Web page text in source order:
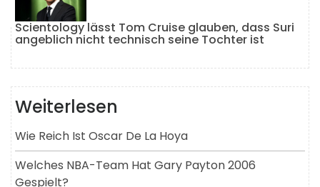
Scientology lässt Tom Cruise glauben, dass Suri
angeblich nicht technisch seine Tochter ist
Weiterlesen
Wie Reich Ist Oscar De La Hoya
Welches NBA-Team Hat Gary Payton 2006
Gespielt?